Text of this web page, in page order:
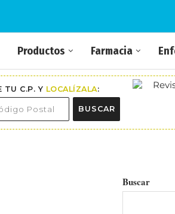
Productos Farmacia
TU C.P. Y LOCALÍZALA:
BUSCAR
Buscar